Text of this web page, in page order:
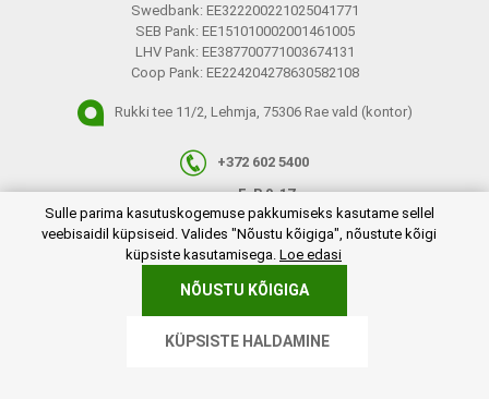
Swedbank: EE322200221025041771
SEB Pank: EE151010002001461005
LHV Pank: EE387700771003674131
Coop Pank: EE224204278630582108
Rukki tee 11/2, Lehmja, 75306 Rae vald (kontor)
+372 602 5400
E-R 9-17
info@invaru.ee
Powered bynopCommerce
Sulle parima kasutuskogemuse pakkumiseks kasutame sellel
veebisaidil küpsiseid. Valides "Nõustu kõigiga", nõustute kõigi
küpsiste kasutamisega. Loe edasi
NÕUSTU KÕIGIGA
KÜPSISTE HALDAMINE